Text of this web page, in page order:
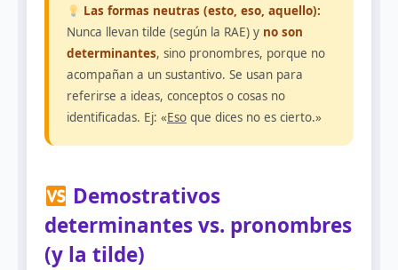
Las formas neutras (esto, eso, aquello):
Nunca llevan tilde (según la RAE) y no son
determinantes, sino pronombres, porque no
acompañan a un sustantivo. Se usan para
referirse a ideas, conceptos o cosas no
identificadas. Ej: «Eso que dices no es cierto.»
Demostrativos
determinantes vs. pronombres
(y la tilde)